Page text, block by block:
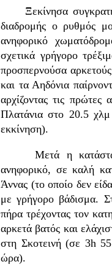
Ξεκίνησα
διαδρομής ο ρυθμός
ανηφορικό
σχετικά γρήγορο
προσπερνούσα
και τα Αηδόνια
αρχίζοντας τις πρώτες
Πλατάνια στο 20.5
εκκίνηση).
Μετά η κατάσταση
ανηφορικό, σε καλή
Άννας (το οποίο δεν
με γρήγορο βάδισμα.
πήρα τρέχοντας τον
αρκετά βατός και
στη Σκοτεινή (σε 3h
ώρα).